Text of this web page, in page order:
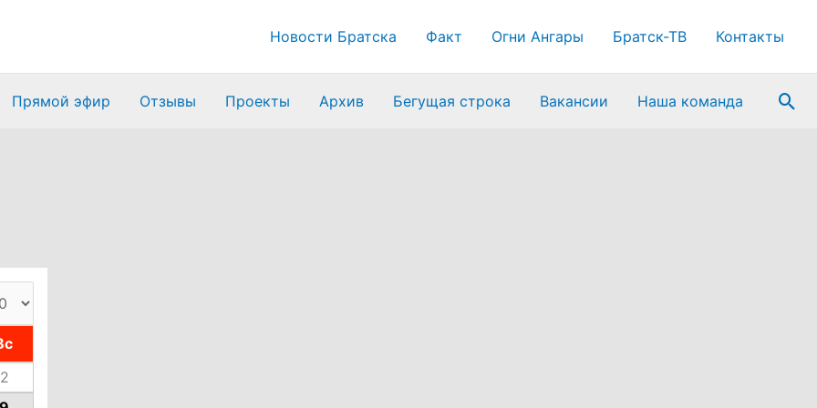
Новости Братска Факт Огни Ангары Братск-ТВ Контакты
Прямой эфир Отзывы Проекты Архив Бегущая строка Вакансии Наша команда
2